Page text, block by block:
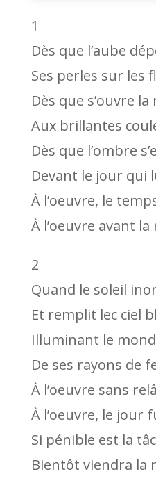
1
Dès que l’aube
Ses perles sur les
Dès que s’ouvre la
Aux brillantes
Dès que l’ombre
Devant le jour qui
À l’oeuvre, le
À l’oeuvre avant la
2
Quand le soleil
Et remplit lec ciel
Illuminant le
De ses rayons de
À l’oeuvre sans
À l’oeuvre, le jour
Si pénible est la
Bientôt viendra la